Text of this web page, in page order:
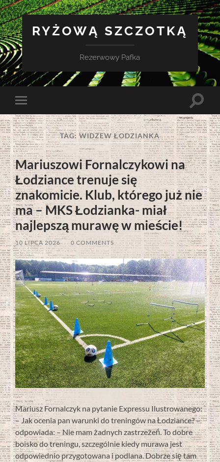
RYŻOWĄ SZCZOTKĄ
Rezerwowy Pafka
Toggle
mobile
menu
Toggle
field
TAG:WIDZEW ŁODZIANKA
Mariuszowi Fornalczykowi na
Łodziance trenuje się
znakomicie. Klub, którego już nie
ma – MKS Łodzianka- miał
najlepszą murawę w mieście!
10 LIPCA 2026 0 COMMENTS
Mariusz Fornalczyk na pytanie Expressu Ilustrowanego:
– Jak ocenia pan warunki do treningów na Łodziance? –
odpowiada: – Nie mam żadnych zastrzeżeń. To dobre
boisko do treningu, szczególnie kiedy murawa jest
odpowiednio przygotowana i podlana. Dobrze się tam